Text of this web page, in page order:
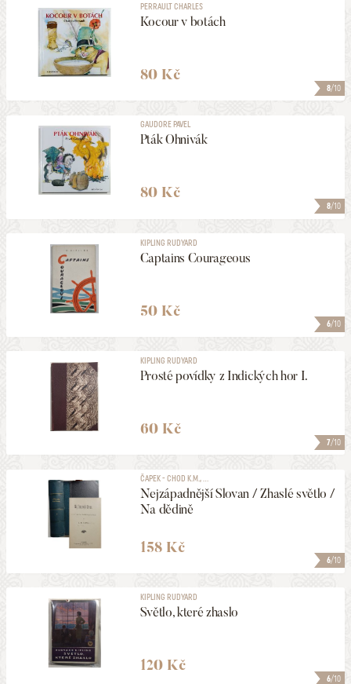
8/10
PERRAULT CHARLES
Kocour v botách
80 Kč
8/10
GAUDORE PAVEL
Pták Ohnivák
80 Kč
6/10
KIPLING RUDYARD
Captains Courageous
50 Kč
7/10
KIPLING RUDYARD
Prosté povídky z Indických hor I.
60 Kč
6/10
ČAPEK - CHOD K.M., ...
Nejzápadnější Slovan / Zhaslé světlo /
Na dědině
158 Kč
6/10
KIPLING RUDYARD
Světlo, které zhaslo
120 Kč